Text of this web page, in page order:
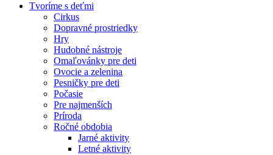
Tvoríme s deťmi
Cirkus
Dopravné prostriedky
Hry
Hudobné nástroje
Omaľovánky pre deti
Ovocie a zelenina
Pesničky pre deti
Počasie
Pre najmenších
Príroda
Ročné obdobia
Jarné aktivity
Letné aktivity